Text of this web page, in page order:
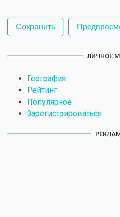
ЛИЧНОЕ
География
Рейтинг
Популярное
Зарегистрироваться